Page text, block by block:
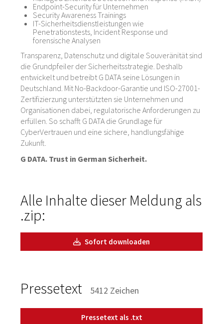
Endpoint-Security für Unternehmen
Security Awareness Trainings
IT-Sicherheitsdienstleistungen wie
Penetrationstests, Incident Response und
forensische Analysen
Transparenz, Datenschutz und digitale Souveränität sind
die Grundpfeiler der Sicherheitsstrategie. Deshalb
entwickelt und betreibt G DATA seine Lösungen in
Deutschland. Mit No-Backdoor-Garantie und ISO-27001-
Zertifizierzung unterstützten sie Unternehmen und
Organisationen dabei, regulatorische Anforderungen zu
erfüllen. So schafft G DATA die Grundlage für
CyberVertrauen und eine sichere, handlungsfähige
Zukunft.
G DATA. Trust in German Sicherheit.
Alle Inhalte dieser Meldung als
.zip:
Sofort downloaden
Pressetext 5412 Zeichen
Pressetext als .txt